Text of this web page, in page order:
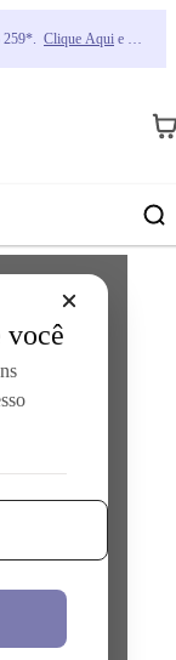
259*. Clique Aqui e
você